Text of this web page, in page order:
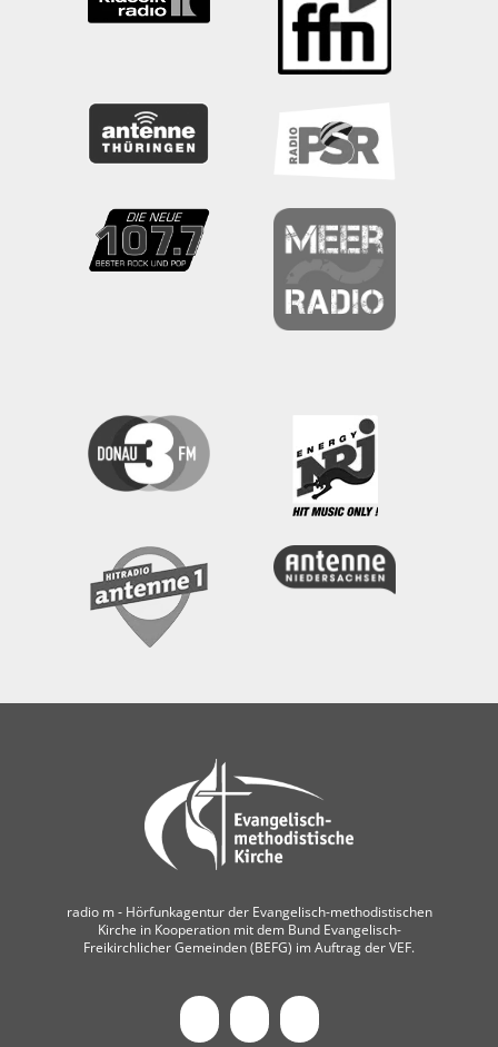
radio m ‐ Hörfunkagentur der Evangelisch-methodistischen
Kirche in Kooperation mit dem Bund Evangelisch-
Freikirchlicher Gemeinden (BEFG) im Auftrag der VEF.